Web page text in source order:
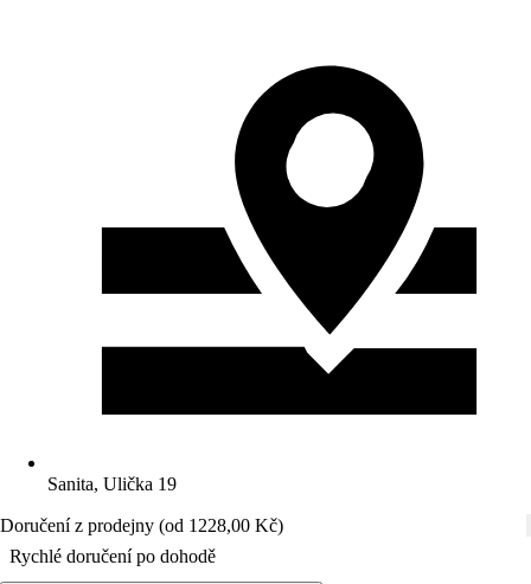
Sanita, Ulička 19
Doručení z prodejny (od 1228,00 Kč)
Rychlé doručení po dohodě